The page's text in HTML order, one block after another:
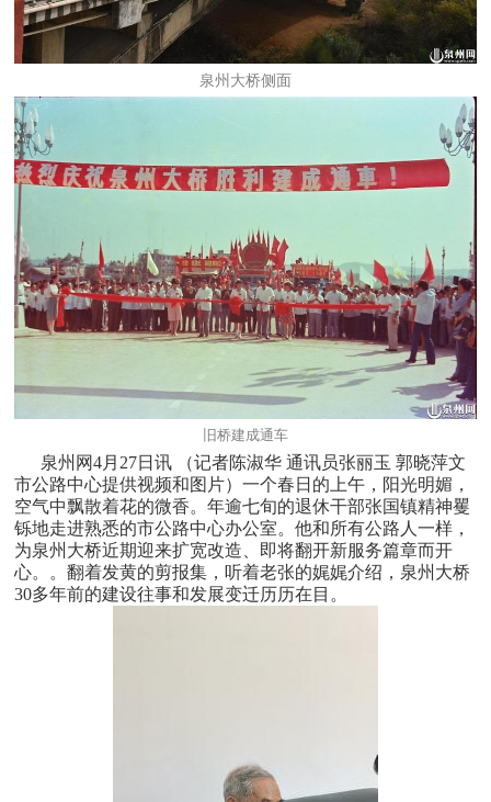
泉州大桥侧面
旧桥建成通车
泉州网4月27日讯 （记者陈淑华 通讯员张丽玉 郭晓萍文
市公路中心提供视频和图片）一个春日的上午，阳光明媚，
空气中飘散着花的微香。年逾七旬的退休干部张国镇精神矍
铄地走进熟悉的市公路中心办公室。他和所有公路人一样，
为泉州大桥近期迎来扩宽改造、即将翻开新服务篇章而开
心。。翻着发黄的剪报集，听着老张的娓娓介绍，泉州大桥
30多年前的建设往事和发展变迁历历在目。